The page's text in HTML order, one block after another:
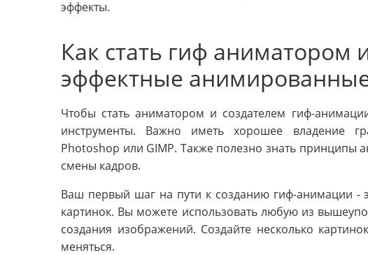
эффекты.
Как стать гиф аниматором
эффектные
Чтобы стать аниматором и создателем гиф-
инструменты. Важно иметь хорошее владение
Photoshop или GIMP. Также полезно знать принципы
смены кадров.
Ваш первый шаг на пути к созданию гиф-анимации -
картинок. Вы можете использовать любую из
создания изображений. Создайте несколько
меняться.